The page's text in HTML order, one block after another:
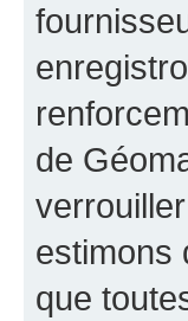
de
estimons
que